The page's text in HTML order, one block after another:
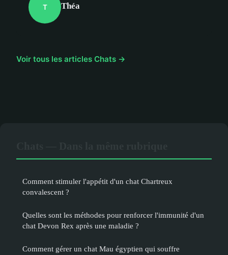
T Théa
Voir tous les articles Chats →
Comment stimuler l'appétit d'un chat Chartreux
convalescent ?
Quelles sont les méthodes pour renforcer l'immunité d'un
chat Devon Rex après une maladie ?
Comment gérer un chat Mau égyptien qui souffre